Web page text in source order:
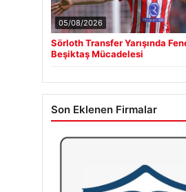
05/08/2026
Sörloth Transfer Yarışında
Beşiktaş Mücadelesi
Son Eklenen Firmalar